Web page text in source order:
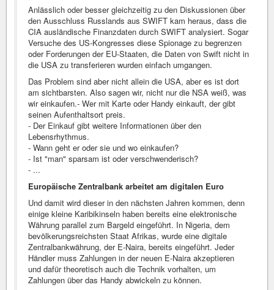
Anlässlich oder besser gleichzeitig zu den Diskussionen über
den Ausschluss Russlands aus SWIFT kam heraus, dass die
CIA ausländische Finanzdaten durch SWIFT analysiert. Sogar
Versuche des US-Kongresses diese Spionage zu begrenzen
oder Forderungen der EU-Staaten, die Daten von Swift nicht in
die USA zu transferieren wurden einfach umgangen.
Das Problem sind aber nicht allein die USA, aber es ist dort
am sichtbarsten. Also sagen wir, nicht nur die NSA weiß, was
wir einkaufen.- Wer mit Karte oder Handy einkauft, der gibt
seinen Aufenthaltsort preis.
- Der Einkauf gibt weitere Informationen über den
Lebensrhythmus.
- Wann geht er oder sie und wo einkaufen?
- Ist "man" sparsam ist oder verschwenderisch?
- ...
Europäische Zentralbank arbeitet am digitalen Euro
Und damit wird dieser in den nächsten Jahren kommen, denn
einige kleine Karibikinseln haben bereits eine elektronische
Währung parallel zum Bargeld eingeführt. In Nigeria, dem
bevölkerungsreichsten Staat Afrikas, wurde eine digitale
Zentralbankwährung, der E-Naira, bereits eingeführt. Jeder
Händler muss Zahlungen in der neuen E-Naira akzeptieren
und dafür theoretisch auch die Technik vorhalten, um
Zahlungen über das Handy abwickeln zu können.